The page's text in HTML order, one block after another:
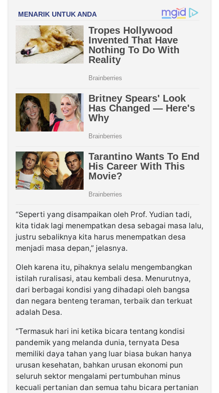
“Seperti yang disampaikan oleh Prof. Yudian tadi,
kita tidak lagi menempatkan desa sebagai masa lalu,
justru sebaliknya kita harus menempatkan desa
menjadi masa depan,” jelasnya.
Oleh karena itu, pihaknya selalu mengembangkan
istilah ruralisasi, atau kembali desa. Menurutnya,
dari berbagai kondisi yang dihadapi oleh bangsa
dan negara benteng teraman, terbaik dan terkuat
adalah Desa.
“Termasuk hari ini ketika bicara tentang kondisi
pandemik yang melanda dunia, ternyata Desa
memiliki daya tahan yang luar biasa bukan hanya
urusan kesehatan, bahkan urusan ekonomi pun
seluruh sektor mengalami pertumbuhan minus
kecuali pertanian dan semua tahu bicara pertanian